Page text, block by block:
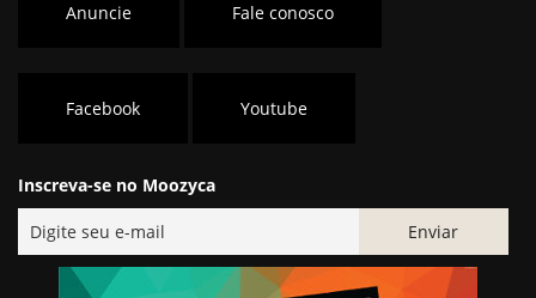
Anuncie Fale conosco
Facebook Youtube
Inscreva-se no Moozyca